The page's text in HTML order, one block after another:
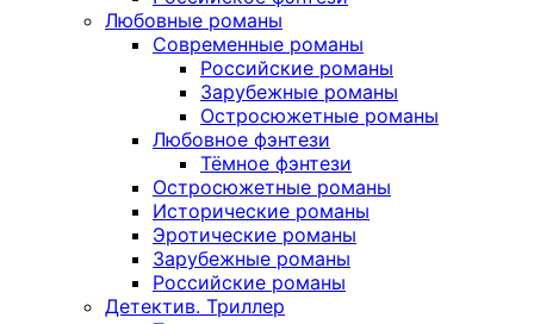
Любовные романы
Современные романы
Российские романы
Зарубежные романы
Остросюжетные романы
Любовное фэнтези
Тёмное фэнтези
Остросюжетные романы
Исторические романы
Эротические романы
Зарубежные романы
Российские романы
Детектив. Триллер